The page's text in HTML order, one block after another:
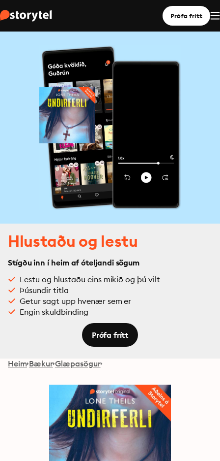
Prófa frítt
Hlustaðu og lestu
Stígðu inn í heim af óteljandi sögum
Lestu og hlustaðu eins mikið og þú vilt
Þúsundir titla
Getur sagt upp hvenær sem er
Engin skuldbinding
Prófa frítt
Heim Bækur Glæpasögur